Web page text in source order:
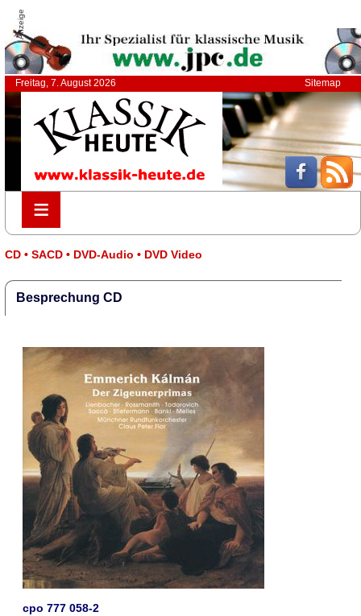
Anzeige
Freitag, 7. August 2026 Sitemap
≡
≡
CD • SACD • DVD-Audio • DVD Video
Besprechung CD
cpo 777 058-2